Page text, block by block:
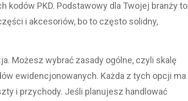
kodów PKD. Podstawowy dla Twojej branży to
i akcesoriów, bo to często solidny,
Możesz wybrać zasady ogólne, czyli skalę
ewidencjonowanych. Każda z tych opcji ma
i przychody. Jeśli planujesz handlować